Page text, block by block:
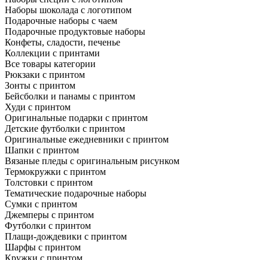
Наборы шоколада с логотипом
Подарочные наборы с чаем
Подарочные продуктовые наборы
Конфеты, сладости, печенье
Коллекции с принтами
Все товары категории
Рюкзаки с принтом
Зонты с принтом
Бейсболки и панамы с принтом
Худи с принтом
Оригинальные подарки с принтом
Детские футболки с принтом
Оригинальные ежедневники с принтом
Шапки с принтом
Вязаные пледы с оригинальным рисунком
Термокружки с принтом
Толстовки с принтом
Тематические подарочные наборы
Сумки с принтом
Джемперы с принтом
Футболки с принтом
Плащи-дождевики с принтом
Шарфы с принтом
Кружки с принтом